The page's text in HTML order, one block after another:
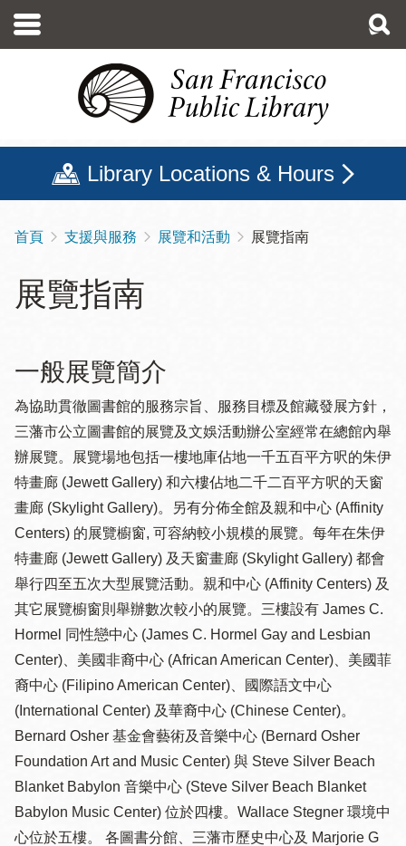
至
Library Locations & Hours
導
航
連
首頁 支援與服務 展覽和活動 展覽指南
展覽指南
一般展覽簡介
為協助貫徹圖書館的服務宗旨、服務目標及館藏發展方針，
三藩市公立圖書館的展覽及文娛活動辦公室經常在總館內舉
辦展覽。展覽場地包括一樓地庫佔地一千五百平方呎的朱伊
特畫廊 (Jewett Gallery) 和六樓佔地二千二百平方呎的天窗
畫廊 (Skylight Gallery)。另有分佈全館及親和中心 (Affinity
Centers) 的展覽櫥窗, 可容納較小規模的展覽。每年在朱伊
特畫廊 (Jewett Gallery) 及天窗畫廊 (Skylight Gallery) 都會
舉行四至五次大型展覽活動。親和中心 (Affinity Centers) 及
其它展覽櫥窗則舉辦數次較小的展覽。三樓設有 James C.
Hormel 同性戀中心 (James C. Hormel Gay and Lesbian
Center)、美國非裔中心 (African American Center)、美國菲
裔中心 (Filipino American Center)、國際語文中心
(International Center) 及華裔中心 (Chinese Center)。
Bernard Osher 基金會藝術及音樂中心 (Bernard Osher
Foundation Art and Music Center) 與 Steve Silver Beach
Blanket Babylon 音樂中心 (Steve Silver Beach Blanket
Babylon Music Center) 位於四樓。Wallace Stegner 環境中
心位於五樓。 各圖書分館、三藩市歷史中心及 Marjorie G